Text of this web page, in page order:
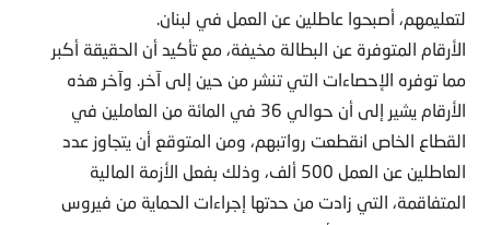
لتعليمهم، أصبحوا عاطلين عن العمل في لبنان.
الأرقام المتوفرة عن البطالة مخيفة، مع تأكيد أن الحقيقة أكبر
مما توفره الإحصاءات التي تنشر من حين إلى آخر. وآخر هذه
الأرقام يشير إلى أن حوالي 36 في المائة من العاملين في
القطاع الخاص انقطعت رواتبهم، ومن المتوقع أن يتجاوز عدد
العاطلين عن العمل 500 ألف، وذلك بفعل الأزمة المالية
المتفاقمة، التي زادت من حدتها إجراءات الحماية من فيروس